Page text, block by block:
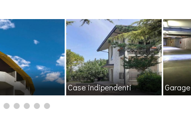
Case indipendenti Garage